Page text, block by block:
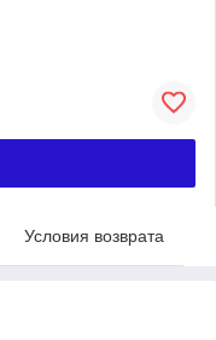
Условия возврата